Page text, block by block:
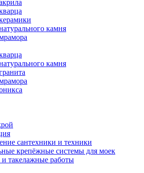
камня
камня
сантехники и техники
крепёжные системы для моек
и такелажные работы